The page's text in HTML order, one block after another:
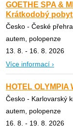
GOETHE SPA &
Krátkodobý pobyt
Česko - České
autem, polopenze
13. 8. - 16. 8. 2026
Více informací ›
HOTEL OLYMPIA
Česko - Karlovarský
autem, polopenze
16. 8. - 19. 8. 2026